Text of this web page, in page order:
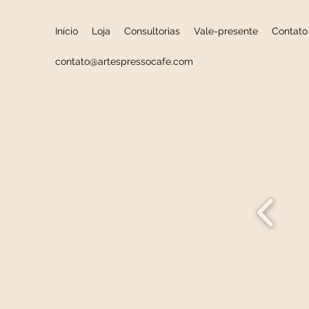
Início Loja Consultorias Vale-presente Contato
contato@artespressocafe.com